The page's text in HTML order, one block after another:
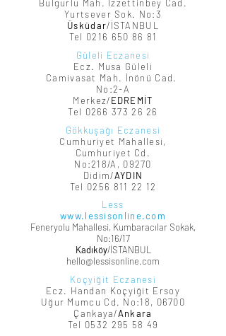
Bulgurlu Mah. İzzettinbey Cad.
Yurtsever Sok. No:3
Üsküdar/İSTANBUL
Tel 0216 650 86 81
Güleli Eczanesi
Ecz. Musa Güleli
Camivasat Mah. İnönü Cad.
No:2-A
Merkez/EDREMİT
Tel 0266 373 26 26
Gökkuşağı Eczanesi
Cumhuriyet Mahallesi,
Cumhuriyet Cd.
No:218/A, 09270
Didim/AYDIN
Tel 0256 811 22 12
Less
www.lessisonline.com
Feneryolu Mahallesi, Kumbaracılar Sokak,
No:16/17
Kadıköy/İSTANBUL
hello@lessisonline.com
Koçyiğit Eczanesi
Ecz. Handan Koçyiğit Ersoy
Uğur Mumcu Cd. No:18, 06700
Çankaya/Ankara
Tel 0532 295 58 49